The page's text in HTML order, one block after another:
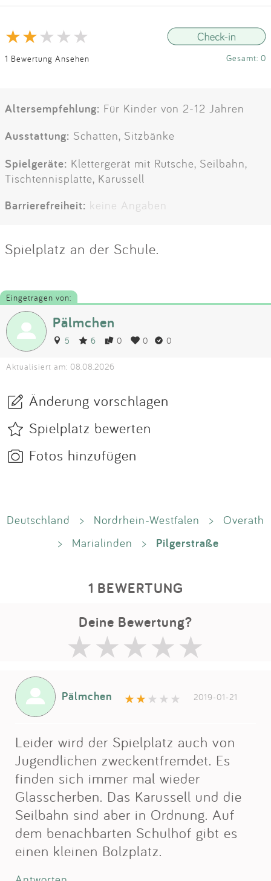
1 Bewertung Ansehen Gesamt: 0
Altersempfehlung: Für Kinder von 2-12 Jahren
Ausstattung: Schatten, Sitzbänke
Spielgeräte: Klettergerät mit Rutsche, Seilbahn,
Tischtennisplatte, Karussell
Barrierefreiheit: keine Angaben
Spielplatz an der Schule.
Eingetragen von:
Pälmchen
5 6 0 0 0
Aktualisiert am: 08.08.2026
Änderung vorschlagen
Spielplatz bewerten
Fotos hinzufügen
Deutschland > Nordrhein-Westfalen >
Overath
>
Marialinden > Pilgerstraße
1 BEWERTUNG
Deine Bewertung?
Pälmchen 2019-01-21
Leider wird der Spielplatz auch von
Jugendlichen zweckentfremdet. Es
finden sich immer mal wieder
Glasscherben. Das Karussell und die
Seilbahn sind aber in Ordnung. Auf
dem benachbarten Schulhof gibt es
einen kleinen Bolzplatz.